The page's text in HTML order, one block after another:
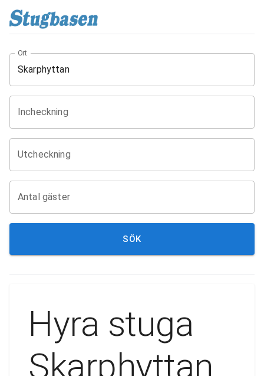
Ort
Incheckning
Utcheckning
Antal gäster
SÖK
Hyra stuga
Skarphyttan